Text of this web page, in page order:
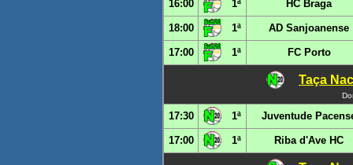
16:00 1ª HC Braga
18:00 1ª AD Sanjoanense
17:00 1ª FC Porto
Taça
17:30 1ª Juventude
17:00 1ª Riba d'Ave HC